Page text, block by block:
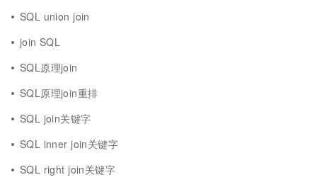
SQL union join
join SQL
SQL原理join
SQL原理join重排
SQL join关键字
SQL inner join关键字
SQL right join关键字